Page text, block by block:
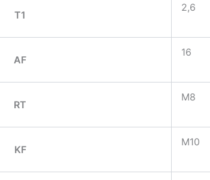
T1
2,6
AF
16
RT
M8
KF
M10